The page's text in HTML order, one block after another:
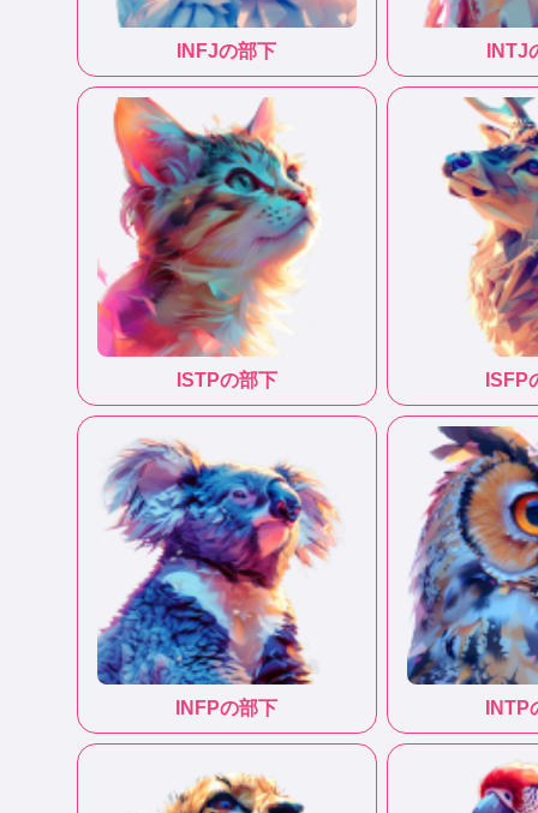
INFJの部下 INTJ
ISTPの部下 ISFP
INFPの部下 INTP